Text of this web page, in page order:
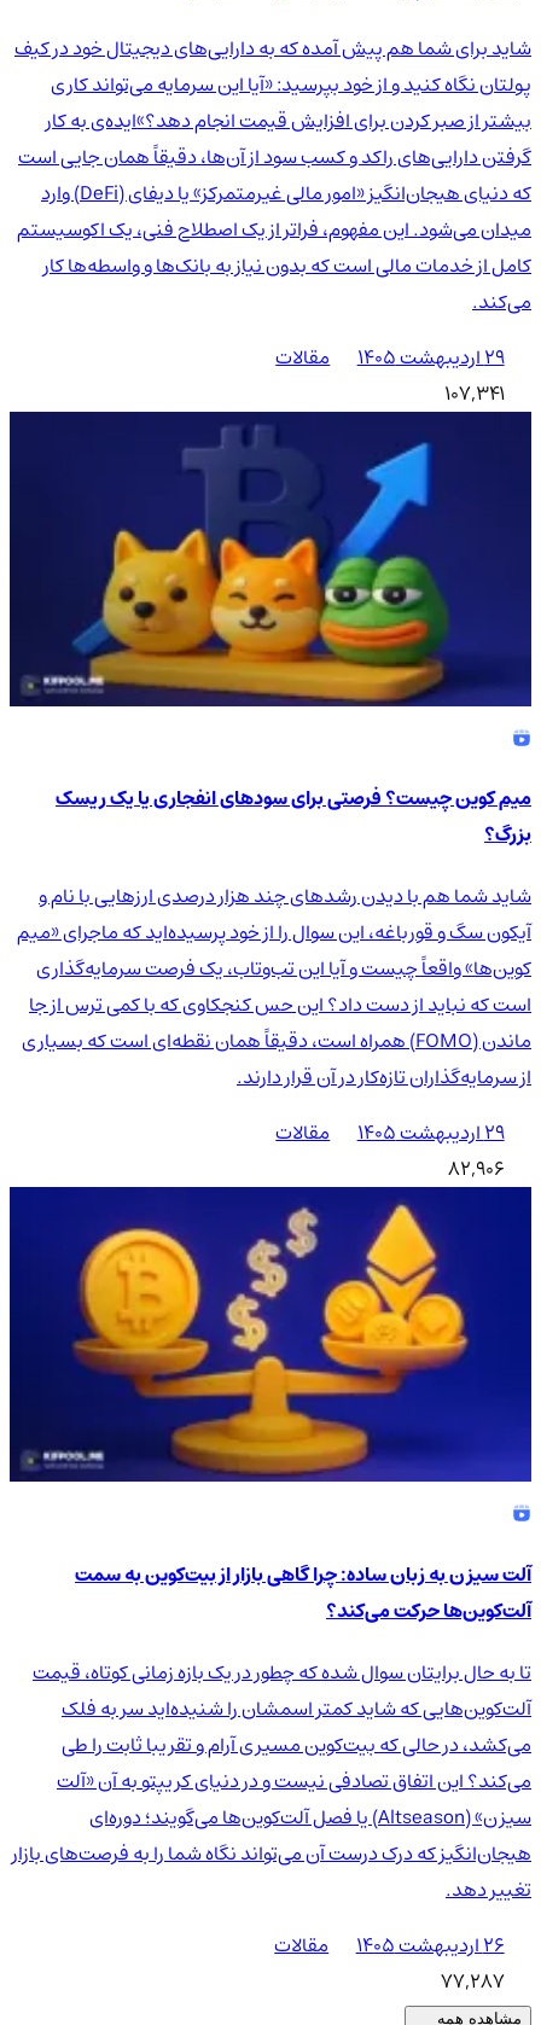
شاید برای شما هم پیش آمده که به دارایی‌های دیجیتال خود در کیف
پولتان نگاه کنید و از خود بپرسید: «آیا این سرمایه می‌تواند کاری
بیشتر از صبر کردن برای افزایش قیمت انجام دهد؟»ایده‌ی به کار
گرفتن دارایی‌های راکد و کسب سود از آن‌ها، دقیقاً همان جایی است
که دنیای هیجان‌انگیز «امور مالی غیرمتمرکز» یا دیفای (DeFi) وارد
میدان می‌شود. این مفهوم، فراتر از یک اصطلاح فنی، یک اکوسیستم
کامل از خدمات مالی است که بدون نیاز به بانک‌ها و واسطه‌ها کار
می‌کند.
۲۹ اردیبهشت ۱۴۰۵
مقالات
107,341
میم کوین چیست؟ فرصتی برای سودهای انفجاری یا یک ریسک
بزرگ؟
شاید شما هم با دیدن رشدهای چند هزار درصدی ارزهایی با نام و
آیکون سگ و قورباغه، این سوال را از خود پرسیده‌اید که ماجرای «میم
کوین‌ها» واقعاً چیست و آیا این تب‌وتاب، یک فرصت سرمایه‌گذاری
است که نباید از دست داد؟ این حس کنجکاوی که با کمی ترس از جا
ماندن (FOMO) همراه است، دقیقاً همان نقطه‌ای است که بسیاری
از سرمایه‌گذاران تازه‌کار در آن قرار دارند.
۲۹ اردیبهشت ۱۴۰۵
مقالات
82,906
آلت سیزن به زبان ساده: چرا گاهی بازار از بیت‌کوین به سمت
آلت‌کوین‌ها حرکت می‌کند؟
تا به حال برایتان سوال شده که چطور در یک بازه زمانی کوتاه، قیمت
آلت‌کوین‌هایی که شاید کمتر اسمشان را شنیده‌اید سر به فلک
می‌کشد، در حالی که بیت‌کوین مسیری آرام و تقریبا ثابت را طی
می‌کند؟ این اتفاق تصادفی نیست و در دنیای کریپتو به آن «آلت
سیزن» (Altseason) یا فصل آلت‌کوین‌ها می‌گویند؛ دوره‌ای
هیجان‌انگیز که درک درست آن می‌تواند نگاه شما را به فرصت‌های بازار
تغییر دهد.
۲۶ اردیبهشت ۱۴۰۵
مقالات
77,287
مشاهده همه